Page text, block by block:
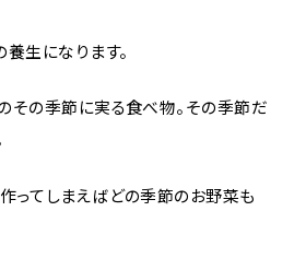
生になります。
その季節に実る食べ物。その季節だ
ってしまえばどの季節のお野菜も